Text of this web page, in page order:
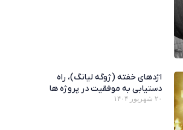
اژدهای خفته (ژوگه لیانگ)، راه
دستیابی به موفقیت در پروژه ها
۲۰ شهریور ۱۴۰۴